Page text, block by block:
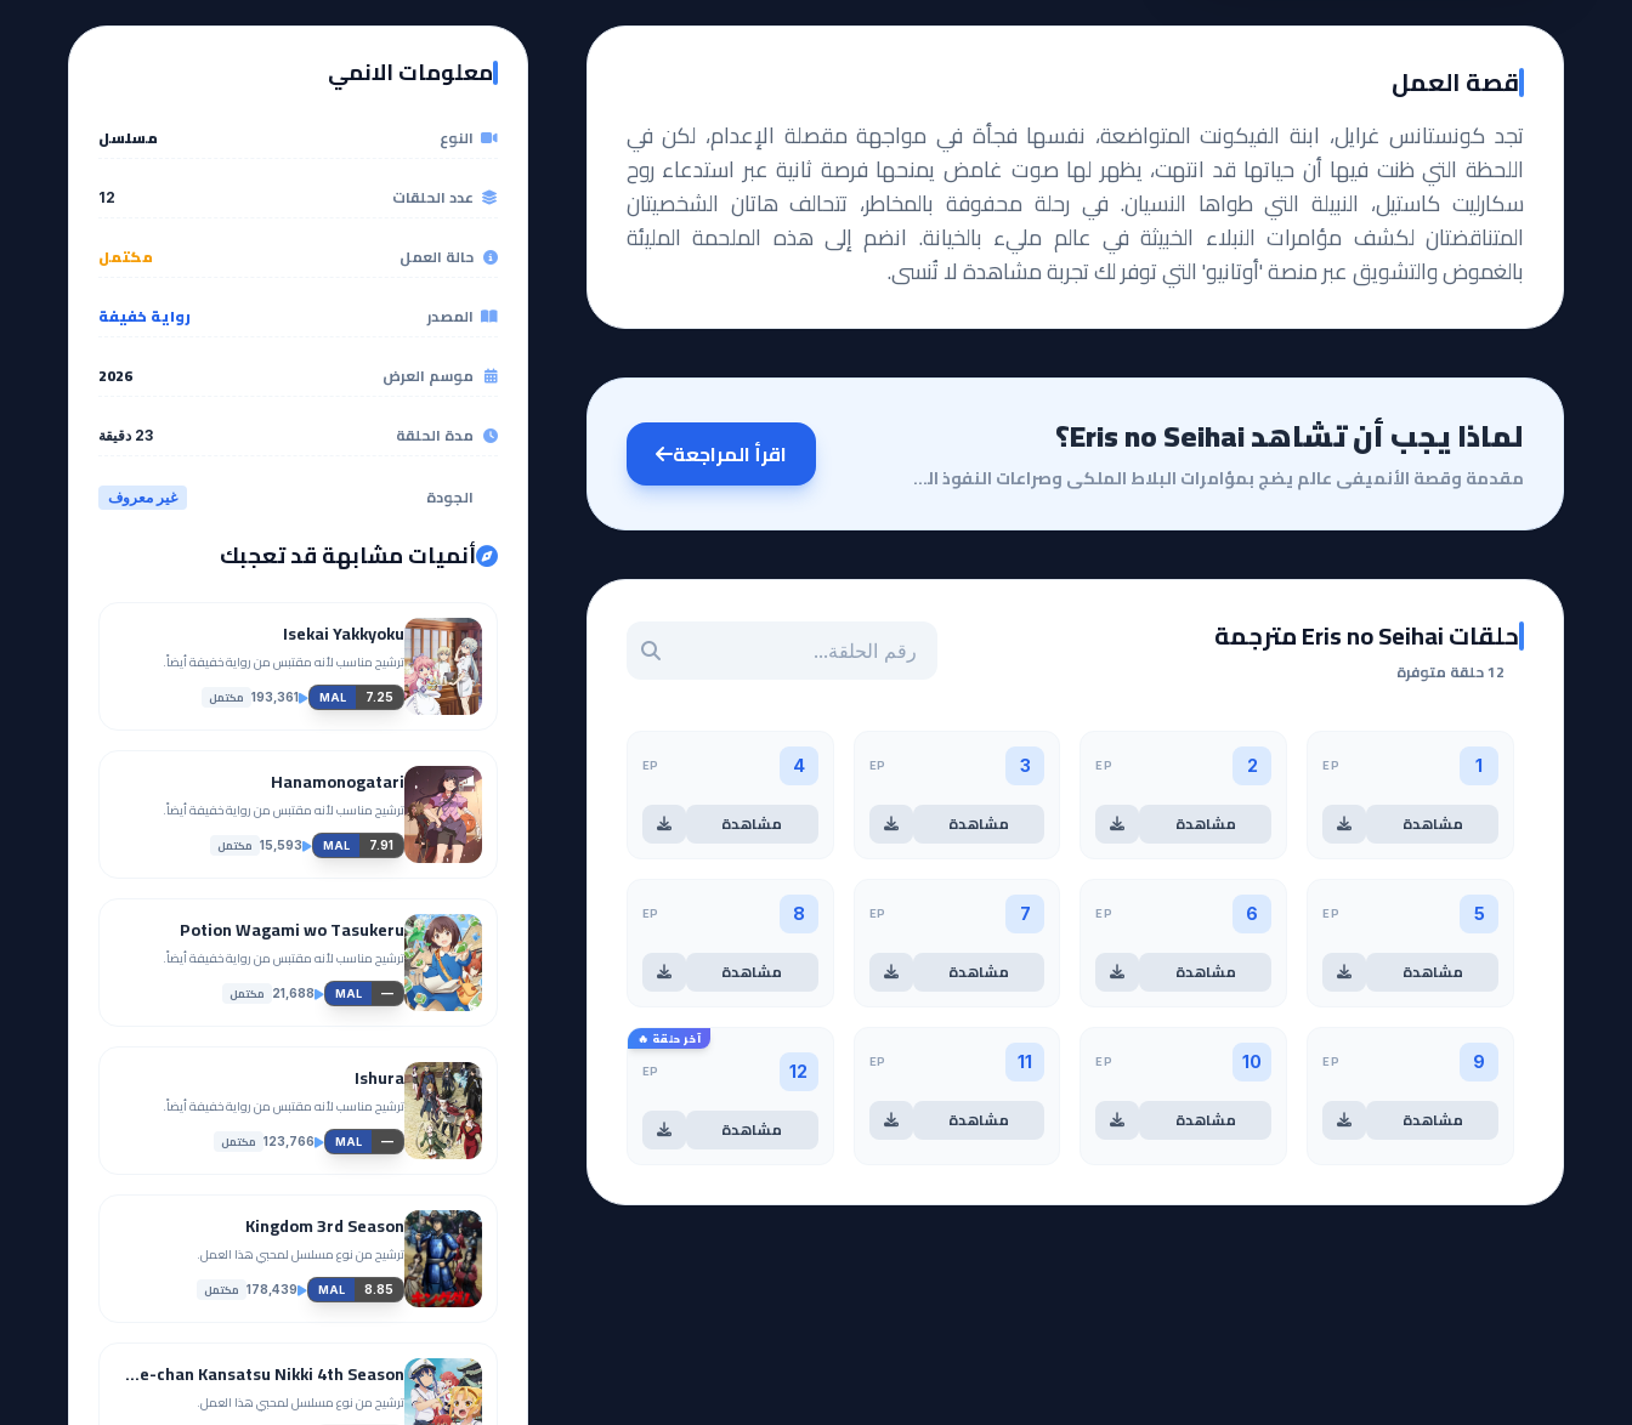
قصة العمل
تجد كونستانس غرايل، ابنة الفيكونت المتواضعة، نفسها فجأة في مواجهة مقصلة الإعدام، لكن في
اللحظة التي ظنت فيها أن حياتها قد انتهت، يظهر لها صوت غامض يمنحها فرصة ثانية عبر استدعاء روح
سكارليت كاستيل، النبيلة التي طواها النسيان. في رحلة محفوفة بالمخاطر، تتحالف هاتان الشخصيتان
المتناقضتان لكشف مؤامرات النبلاء الخبيثة في عالم مليء بالخيانة. انضم إلى هذه الملحمة المليئة
بالغموض والتشويق عبر منصة 'أوتانيو' التي توفر لك تجربة مشاهدة لا تُنسى.
لماذا يجب أن تشاهد Eris no Seihai؟
مقدمة وقصة الأنميفي عالم يضج بمؤامرات البلاط الملكي وصراعات النفوذ الطبقية، يبرز أنمي Eris no Seihai...
اقرأ المراجعة
حلقات Eris no Seihai مترجمة
12 حلقة متوفرة
بحث عن حلقة بالرقم
1
EP
مشاهدة
2
EP
مشاهدة
3
EP
مشاهدة
4
EP
مشاهدة
5
EP
مشاهدة
6
EP
مشاهدة
7
EP
مشاهدة
8
EP
مشاهدة
9
EP
مشاهدة
10
EP
مشاهدة
11
EP
مشاهدة
آخر حلقة 🔥
12
EP
مشاهدة
معلومات الانمي
النوع مسلسل
عدد الحلقات 12
حالة العمل مكتمل
المصدر رواية خفيفة
موسم العرض 2026
مدة الحلقة 23 دقيقة
الجودة غير معروف
أنميات مشابهة قد تعجبك
Isekai Yakkyoku
ترشيح مناسب لأنه مقتبس من رواية خفيفة أيضاً.
MAL 7.25
193,361 مكتمل
Hanamonogatari
ترشيح مناسب لأنه مقتبس من رواية خفيفة أيضاً.
MAL 7.91
15,593 مكتمل
Potion Wagami wo Tasukeru
ترشيح مناسب لأنه مقتبس من رواية خفيفة أيضاً.
MAL —
21,688 مكتمل
Ishura
ترشيح مناسب لأنه مقتبس من رواية خفيفة أيضاً.
MAL —
123,766 مكتمل
Kingdom 3rd Season
ترشيح من نوع مسلسل لمحبي هذا العمل.
MAL 8.85
178,439 مكتمل
Yatogame-chan Kansatsu Nikki 4th Season
ترشيح من نوع مسلسل لمحبي هذا العمل.